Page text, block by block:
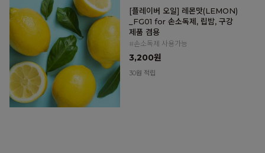
[플레이버 오일] 레몬맛(LEMON)
_FG01 for 손소독제, 립밤, 구강
제품 겸용
#손소독제 사용가능
3,200원
30원 적립